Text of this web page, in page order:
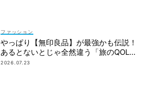
ファッション
やっぱり【無印良品】が最強かも伝説！
あるとないとじゃ全然違う「旅のQOL爆
上げアイテム」
2026.07.23